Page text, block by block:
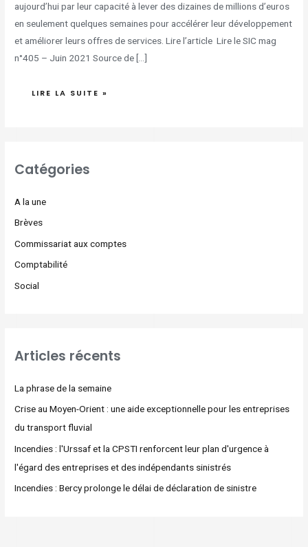
aujourd’hui par leur capacité à lever des dizaines de millions d’euros
en seulement quelques semaines pour accélérer leur développement
et améliorer leurs offres de services. Lire l’article Lire le SIC mag
n°405 – Juin 2021 Source de […]
LIRE LA SUITE »
Catégories
A la une
Brèves
Commissariat aux comptes
Comptabilité
Social
Articles récents
La phrase de la semaine
Crise au Moyen-Orient : une aide exceptionnelle pour les entreprises
du transport fluvial
Incendies : l'Urssaf et la CPSTI renforcent leur plan d'urgence à
l'égard des entreprises et des indépendants sinistrés
Incendies : Bercy prolonge le délai de déclaration de sinistre